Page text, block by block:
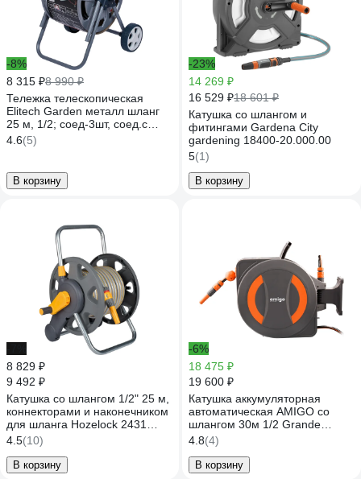
-8%
8 315 ₽8 990 ₽
Тележка телескопическая
Elitech Garden металл шланг
25 м, 1/2; соед-3шт, соед.с
акваст-1шт, переход 1/2-3/4-
1шт. HC 25MWH 206024
4.6(5)
В корзину
-23%
14 269 ₽
16 529 ₽18 601 ₽
Катушка со шлангом и
фитингами Gardena City
gardening 18400-20.000.00
5(1)
В корзину
8 829 ₽
9 492 ₽
Катушка со шлангом 1/2" 25 м,
коннекторами и наконечником
для шланга Hozelock 2431
2431R3600
4.5(10)
В корзину
-6%
18 475 ₽
19 600 ₽
Катушка аккумуляторная
автоматическая AMIGO со
шлангом 30м 1/2 Grande
79604
4.8(4)
В корзину